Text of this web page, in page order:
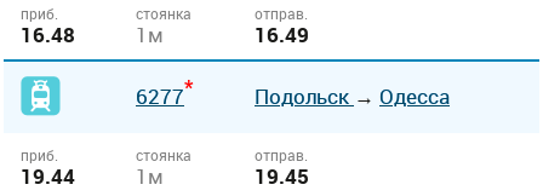
приб.
16.48
стоянка
1м
отправ.
16.49
6277* Подольск → Одесса
приб.
19.44
стоянка
1м
отправ.
19.45